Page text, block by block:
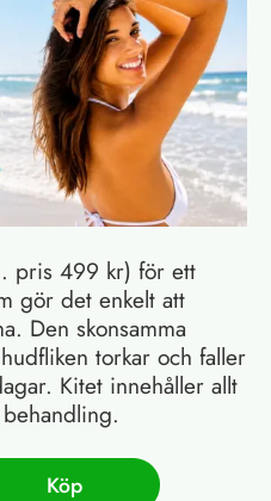
pris 499 kr) för ett
gör det enkelt att
Den skonsamma
torkar och faller
Kitet innehåller allt
Köp